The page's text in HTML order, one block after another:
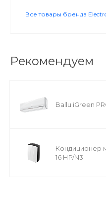
Все товары бренда
Рекомендуем
Ballu iGreen
Кондиционер
16 НP/N3